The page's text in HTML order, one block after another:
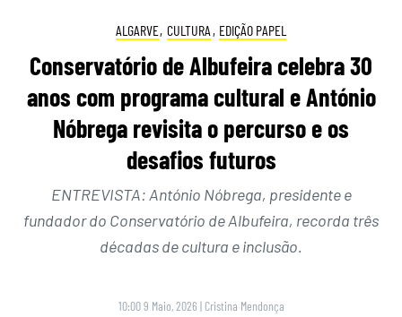
ALGARVE, CULTURA , EDIÇÃO PAPEL
Conservatório de Albufeira celebra 30
anos com programa cultural e António
Nóbrega revisita o percurso e os
desafios futuros
ENTREVISTA: António Nóbrega, presidente e
fundador do Conservatório de Albufeira, recorda três
décadas de cultura e inclusão.
10:00 9 Maio, 2026 | Cristina Mendonça